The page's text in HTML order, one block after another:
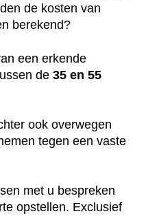
de kosten van
berekend?
een erkende
de 35 en 55
ook overwegen
tegen een vaste
met u bespreken
opstellen. Exclusief